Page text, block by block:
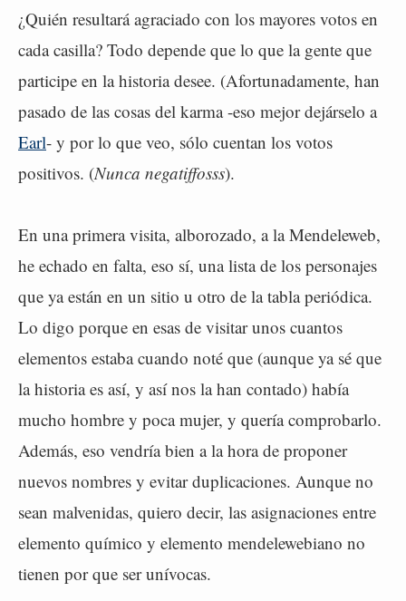
¿Quién resultará agraciado con los mayores votos en
cada casilla? Todo depende que lo que la gente que
participe en la historia desee. (Afortunadamente, han
pasado de las cosas del karma -eso mejor dejárselo a
Earl- y por lo que veo, sólo cuentan los votos
positivos. (Nunca negatiffosss).
En una primera visita, alborozado, a la Mendeleweb,
he echado en falta, eso sí, una lista de los personajes
que ya están en un sitio u otro de la tabla periódica.
Lo digo porque en esas de visitar unos cuantos
elementos estaba cuando noté que (aunque ya sé que
la historia es así, y así nos la han contado) había
mucho hombre y poca mujer, y quería comprobarlo.
Además, eso vendría bien a la hora de proponer
nuevos nombres y evitar duplicaciones. Aunque no
sean malvenidas, quiero decir, las asignaciones entre
elemento químico y elemento mendelewebiano no
tienen por que ser unívocas.